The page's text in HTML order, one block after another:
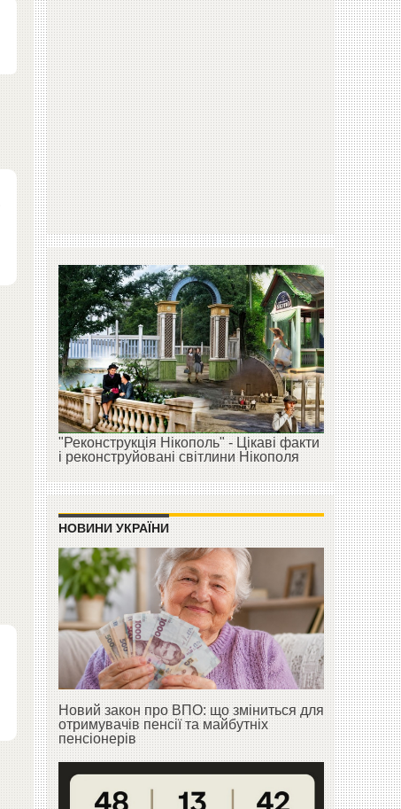
"Реконструкція Нікополь" - Цікаві факти
і реконструйовані світлини Нікополя
НОВИНИ УКРАЇНИ
Новий закон про ВПО: що зміниться для
отримувачів пенсії та майбутніх
пенсіонерів